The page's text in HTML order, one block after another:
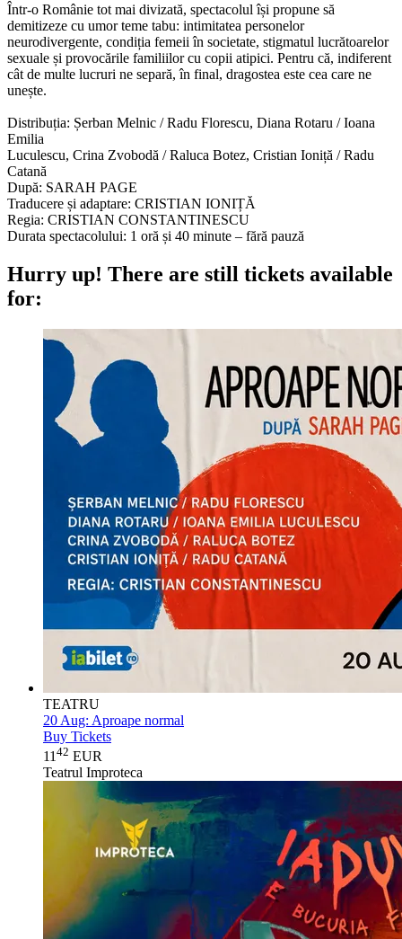
Într-o Românie tot mai divizată, spectacolul își propune să
demitizeze cu umor teme tabu: intimitatea personelor
neurodivergente, condiția femeii în societate, stigmatul lucrătoarelor
sexuale și provocările familiilor cu copii atipici. Pentru că, indiferent
cât de multe lucruri ne separă, în final, dragostea este cea care ne
unește.
Distribuția: Șerban Melnic / Radu Florescu, Diana Rotaru / Ioana
Emilia
Luculescu, Crina Zvobodă / Raluca Botez, Cristian Ioniță / Radu
Catană
După: SARAH PAGE
Traducere și adaptare: CRISTIAN IONIȚĂ
Regia: CRISTIAN CONSTANTINESCU
Durata spectacolului: 1 oră și 40 minute – fără pauză
Hurry up! There are still tickets available
for:
TEATRU
20 Aug: Aproape normal
Buy Tickets
11 42 EUR
Teatrul Improteca